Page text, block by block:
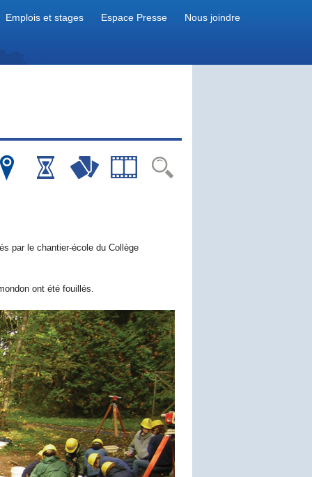
Emplois et stages Espace Presse Nous joindre
par le chantier-école du Collège
ont été fouillés.